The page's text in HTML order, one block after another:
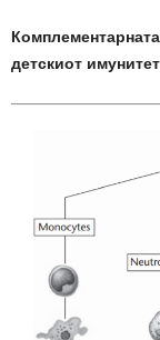
детскиот имунитет